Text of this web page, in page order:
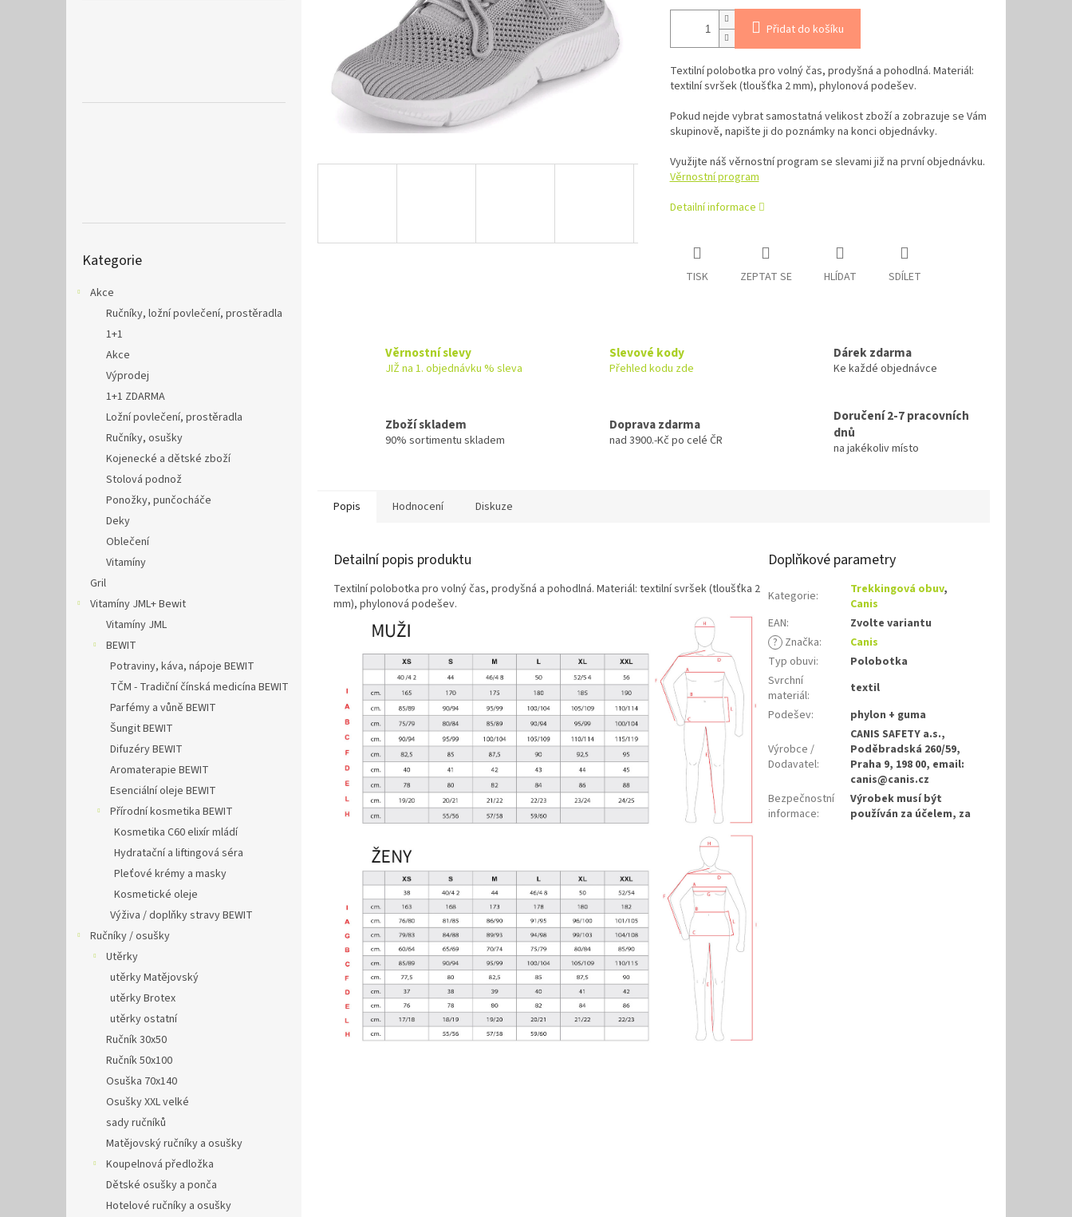
kategorie
Kategorie
Akce
Ručníky, ložní povlečení, prostěradla
1+1
Akce
Výprodej
1+1 ZDARMA
Ložní povlečení, prostěradla
Ručníky, osušky
Kojenecké a dětské zboží
Stolová podnož
Ponožky, punčocháče
Deky
Oblečení
Vitamíny
Gril
Vitamíny JML+ Bewit
Vitamíny JML
BEWIT
Potraviny, káva, nápoje BEWIT
TČM - Tradiční čínská medicína BEWIT
Parfémy a vůně BEWIT
Šungit BEWIT
Difuzéry BEWIT
Aromaterapie BEWIT
Esenciální oleje BEWIT
Přírodní kosmetika BEWIT
Kosmetika C60 elixír mládí
Hydratační a liftingová séra
Pleťové krémy a masky
Kosmetické oleje
Výživa / doplňky stravy BEWIT
Ručníky / osušky
Utěrky
utěrky Matějovský
utěrky Brotex
utěrky ostatní
Ručník 30x50
Ručník 50x100
Osuška 70x140
Osušky XXL velké
sady ručníků
Matějovský ručníky a osušky
Koupelnová předložka
Dětské osušky a ponča
Hotelové ručníky a osušky
Přidat do košíku
Textilní polobotka pro volný čas, prodyšná a pohodlná. Materiál:
textilní svršek (tloušťka 2 mm), phylonová podešev.
Pokud nejde vybrat samostatná velikost zboží a zobrazuje se Vám
skupinově, napište ji do poznámky na konci objednávky.
Využijte náš věrnostní program se slevami již na první objednávku.
Věrnostní program
Detailní informace
TISK ZEPTAT SE HLÍDAT SDÍLET
Věrnostní slevy
JIŽ na 1. objednávku % sleva
Slevové kody
Přehled kodu zde
Dárek zdarma
Ke každé objednávce
Zboží skladem
90% sortimentu skladem
Doprava zdarma
nad 3900.-Kč po celé ČR
Doručení 2-7 pracovních
dnů
na jakékoliv místo
Popis Hodnocení Diskuze
Detailní popis produktu
Textilní polobotka pro volný čas, prodyšná a pohodlná. Materiál: textilní svršek (tloušťka 2
mm), phylonová podešev.
Doplňkové parametry
Kategorie: Trekkingová obuv,
Canis
EAN:
Zvolte variantu
? Značka:
Canis
Typ obuvi:
Polobotka
Svrchní
materiál:
textil
Podešev: phylon + guma
Výrobce /
Dodavatel:
CANIS SAFETY a.s.,
Poděbradská 260/59,
Praha 9, 198 00, email:
canis@canis.cz
Bezpečnostní
informace:
Výrobek musí být
používán za účelem, za